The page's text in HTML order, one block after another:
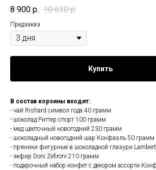
8 900 р. 10 630 р.
Предзаказ
Купить
В состав корзины входит:
- чай Rishard символ года 40 грамм
- шоколад Риттер спорт 100 грамм
- мед цветочный новогодний 230 грамм
- шоколадный новогодний шар Конфаэль 50 грамм
- пряники фигурные в шоколадной глазури
- зефир Doni Zefironi 210 грамм
- подарочный набор конфет с декором ассорти